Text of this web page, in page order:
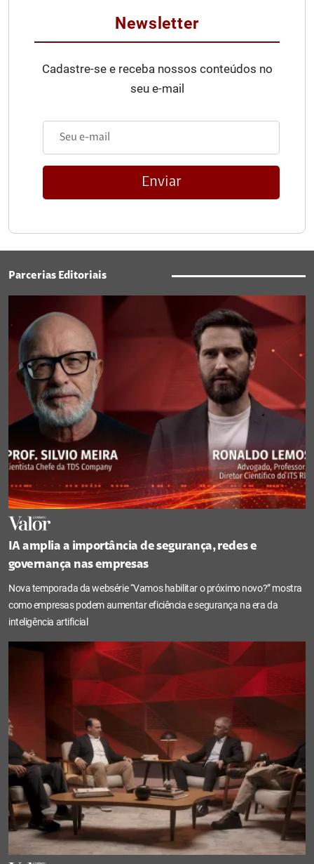
Newsletter
Cadastre-se e receba nossos conteúdos no
seu e-mail
Enviar
Parcerias Editoriais
IA amplia a importância de segurança, redes e
governança nas empresas
Nova temporada da websérie “Vamos habilitar o próximo novo?” mostra
como empresas podem aumentar eficiência e segurança na era da
inteligência artificial